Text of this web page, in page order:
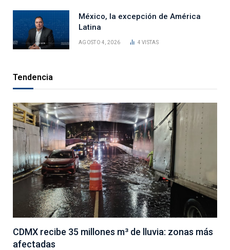
México, la excepción de América
Latina
AGOSTO 4, 2026 4VISTAS
Tendencia
CDMX recibe 35 millones m³ de lluvia: zonas más
afectadas